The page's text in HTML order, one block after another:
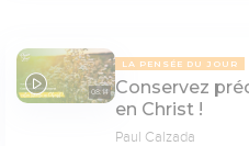
08:14
LA PENSÉE DU JOUR
Conservez
en Christ !
Paul Calzada